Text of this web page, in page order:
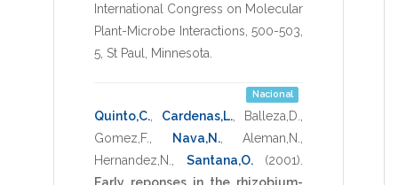
International Congress on Molecular
Plant-Microbe Interactions 500-503
5 St Paul, Minnesota
Nacional
Quinto,C. Cardenas,L. Balleza,D.
Gomez,F.
Nava,N., Aleman,N.
Hernandez,N.
Santana,O. (2001)
Early reponses in the rhizobium-